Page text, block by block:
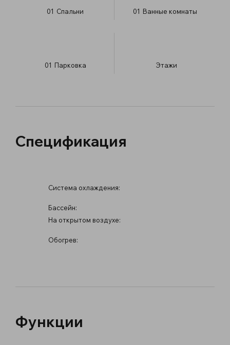
01 Спальни 01 Ванные комнаты
01 Парковка ​Этажи
Спецификация
Система охлаждения:
Бассейн:
На открытом воздухе:
Обогрев:
Функции